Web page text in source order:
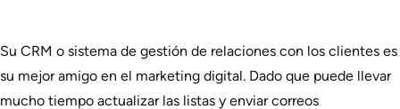
Su CRM o sistema de gestión de relaciones con los clientes es
su mejor amigo en el marketing digital. Dado que puede llevar
mucho tiempo actualizar las listas y enviar correos